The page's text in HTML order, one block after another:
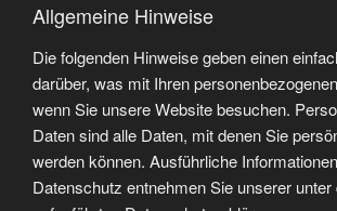
Allgemeine Hinweise
Die folgenden Hinweise geben einen
darüber, was mit Ihren
wenn Sie unsere Website besuchen.
Daten sind alle Daten, mit denen Sie
werden können. Ausführliche
Datenschutz entnehmen Sie unserer